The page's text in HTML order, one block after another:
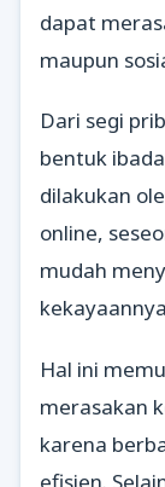
dapat
maupun
Dari segi
bentuk
dilakukan
online,
mudah
Hal ini
merasakan
karena
efisien.